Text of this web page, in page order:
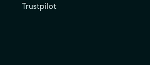
Trustpilot